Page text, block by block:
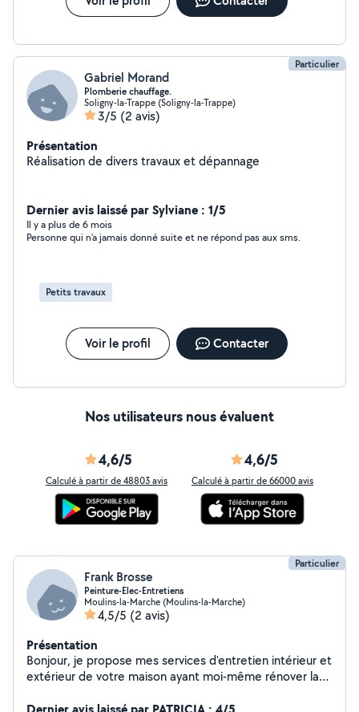
Particulier
Gabriel Morand
Plomberie chauffage.
Soligny-la-Trappe (Soligny-la-Trappe)
3/5 (2 avis)
Présentation
Réalisation de divers travaux et dépannage
Dernier avis laissé par Sylviane : 1/5
Il y a plus de 6 mois
Personne qui n'a jamais donné suite et ne répond pas aux sms.
Petits travaux
Voir le profil Contacter
Nos utilisateurs nous évaluent
4,6/5
Calculé à partir de 48803 avis
4,6/5
Calculé à partir de 66000 avis
Particulier
Frank Brosse
Peinture-Elec-Entretiens
Moulins-la-Marche (Moulins-la-Marche)
4,5/5 (2 avis)
Présentation
Bonjour, je propose mes services d'entretien intérieur et
extérieur de votre maison ayant moi-même rénover la
de l'électroménager et j'ai acquis beaucoup de